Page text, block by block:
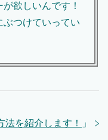
欲しいんです！
ぶつけていってい
を紹介します！ 」